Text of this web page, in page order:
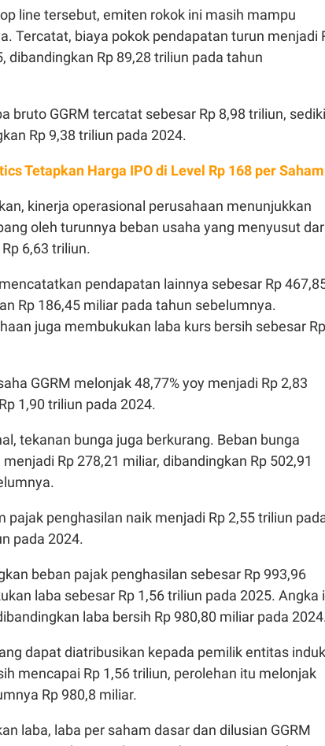
line tersebut, emiten rokok ini masih mampu
Tercatat, biaya pokok pendapatan turun menjadi
dibandingkan Rp 89,28 triliun pada tahun
bruto GGRM tercatat sebesar Rp 8,98 triliun,
Rp 9,38 triliun pada 2024.
Tetapkan Harga IPO di Level Rp 168 per Saham
kinerja operasional perusahaan menunjukkan
oleh turunnya beban usaha yang menyusut
6,63 triliun.
pendapatan lainnya sebesar Rp
Rp 186,45 miliar pada tahun sebelumnya.
juga membukukan laba kurs bersih sebesar Rp
GGRM melonjak 48,77% yoy menjadi Rp 2,83
1,90 triliun pada 2024.
tekanan bunga juga berkurang. Beban bunga
Rp 278,21 miliar, dibandingkan Rp 502,91
pajak penghasilan naik menjadi Rp 2,55 triliun
pada 2024.
beban pajak penghasilan sebesar Rp 993,96
laba sebesar Rp 1,56 triliun pada 2025. Angka
laba bersih Rp 980,80 miliar pada 2024.
dapat diatribusikan kepada pemilik entitas induk
mencapai Rp 1,56 triliun, perolehan itu melonjak
Rp 980,8 miliar.
laba, laba per saham dasar dan dilusian GGRM